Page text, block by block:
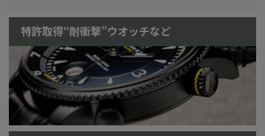
特許取得“耐衝撃”ウオッチなど